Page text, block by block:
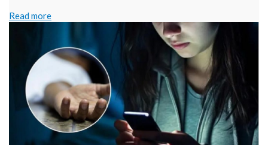
Read more